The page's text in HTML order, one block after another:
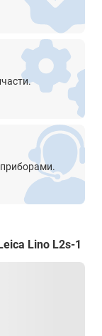
Lino L2s-1